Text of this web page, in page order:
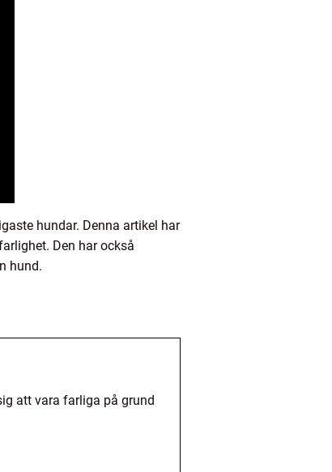
hundar. Denna artikel har
Den har också
hund.
att vara farliga på grund